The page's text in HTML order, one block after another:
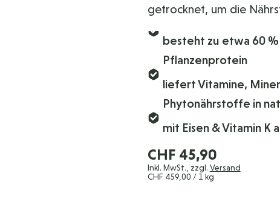
getrocknet, um die
besteht zu etwa 60
Pflanzenprotein
liefert Vitamine,
Phytonährstoffe in
mit Eisen & Vitamin K
CHF 45,90
Inkl. MwSt., zzgl. Versand
CHF 459,00 / 1 kg